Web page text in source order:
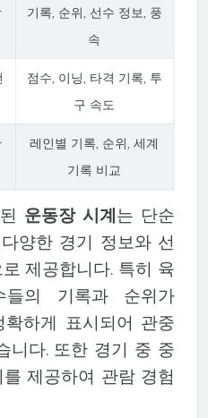
기록, 순위, 선수 정보, 풍
속
점수, 이닝, 타격 기록, 투
구 속도
레인별 기록, 순위, 세계
기록 비교
운동장 시계는 단순
양한 경기 정보와 선
제공합니다. 특히 육
들의 기록과 순위가
하게 표시되어 관중
니다. 또한 경기 중 중
제공하여 관람 경험